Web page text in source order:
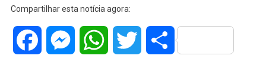
Compartilhar esta notícia agora:
Facebook MessengerWhatsAppTwitter Share